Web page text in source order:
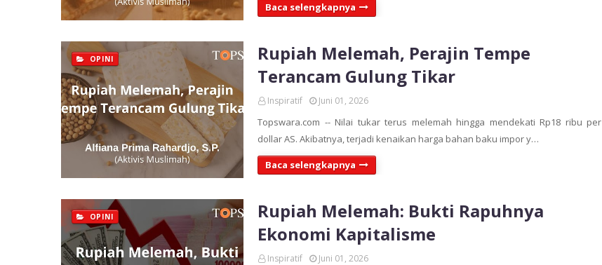
Baca selengkapnya
OPINI
Rupiah Melemah, Perajin Tempe
Terancam Gulung Tikar
Inspiratif Juni 01, 2026
Topswara.com -- Nilai tukar terus melemah hingga mendekati Rp18 ribu per
dollar AS. Akibatnya, terjadi kenaikan harga bahan baku impor y…
Baca selengkapnya
OPINI
Rupiah Melemah: Bukti Rapuhnya
Ekonomi Kapitalisme
Inspiratif Juni 01, 2026